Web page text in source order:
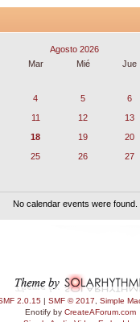
Agosto 2026
Mar Mié Jue
4 5 6
11 12 13
18 19 20
25 26 27
No calendar events were found.
2.0.15 | SMF © 2017
Simple
Enotify by CreateAForum.com